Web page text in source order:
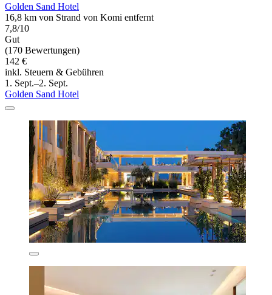
Golden Sand Hotel
16,8 km von Strand von Komi entfernt
7,8/10
Gut
(170 Bewertungen)
142 €
inkl. Steuern & Gebühren
1. Sept.–2. Sept.
Golden Sand Hotel